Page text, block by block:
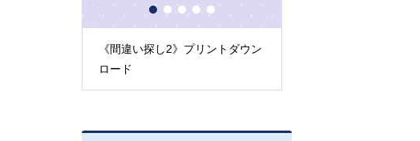
《間違い探し2》プリントダウン
ロード